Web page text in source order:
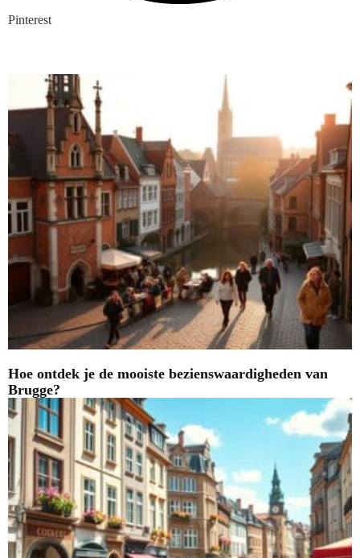
Pinterest
Hoe ontdek je de mooiste bezienswaardigheden van
Brugge?